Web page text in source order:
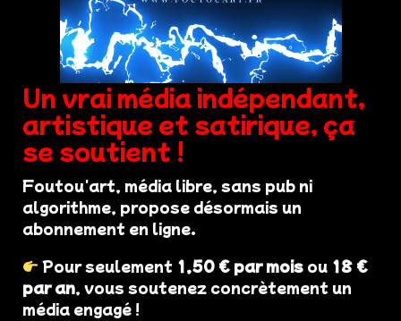
Un vrai média indépendant,
artistique et satirique, ça
se soutient !
Foutou'art, média libre, sans pub ni
algorithme, propose désormais un
abonnement en ligne.
Pour seulement 1,50 € par mois ou 18 €
par an, vous soutenez concrètement un
média engagé !